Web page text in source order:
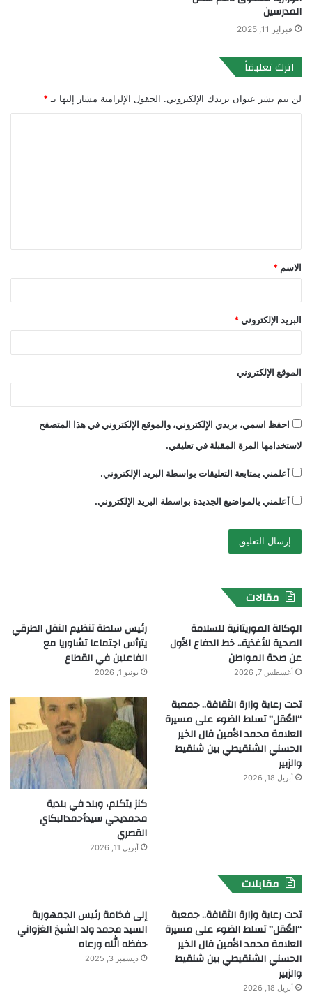
المدرسين
فبراير 11, 2025
اترك تعليقاً
لن يتم نشر عنوان بريدك الإلكتروني. الحقول الإلزامية مشار إليها بـ *
ق
*
الاسم *
البريد الإلكتروني *
الموقع الإلكتروني
احفظ اسمي، بريدي الإلكتروني، والموقع الإلكتروني في هذا المتصفح
لاستخدامها المرة المقبلة في تعليقي.
أعلمني بمتابعة التعليقات بواسطة البريد الإلكتروني.
أعلمني بالمواضيع الجديدة بواسطة البريد الإلكتروني.
مقالات
الوكالة الموريتانية للسلامة
الصحية للأغذية.. خط الدفاع الأول
عن صحة المواطن
أغسطس 7, 2026
رئيس سلطة تنظيم النقل الطرقي
يترأس اجتماعا تشاوريا مع
الفاعلين في القطاع
يونيو 1, 2026
تحت رعاية وزارة الثقافة.. جمعية
“العُقل” تسلط الضوء على مسيرة
العلامة محمد الأمين فال الخير
الحسني الشنقيطي بين شنقيط
والزبير
أبريل 18, 2026
كنز يتكلم، وبلد في بلدية
محمديحي سيدأحمدالبكاي
القصري
أبريل 11, 2026
مقابلات
تحت رعاية وزارة الثقافة.. جمعية
“العُقل” تسلط الضوء على مسيرة
العلامة محمد الأمين فال الخير
الحسني الشنقيطي بين شنقيط
والزبير
أبريل 18, 2026
إلى فخامة رئيس الجمهورية
السيد محمد ولد الشيخ الغزواني
حفظه الله ورعاه
ديسمبر 3, 2025